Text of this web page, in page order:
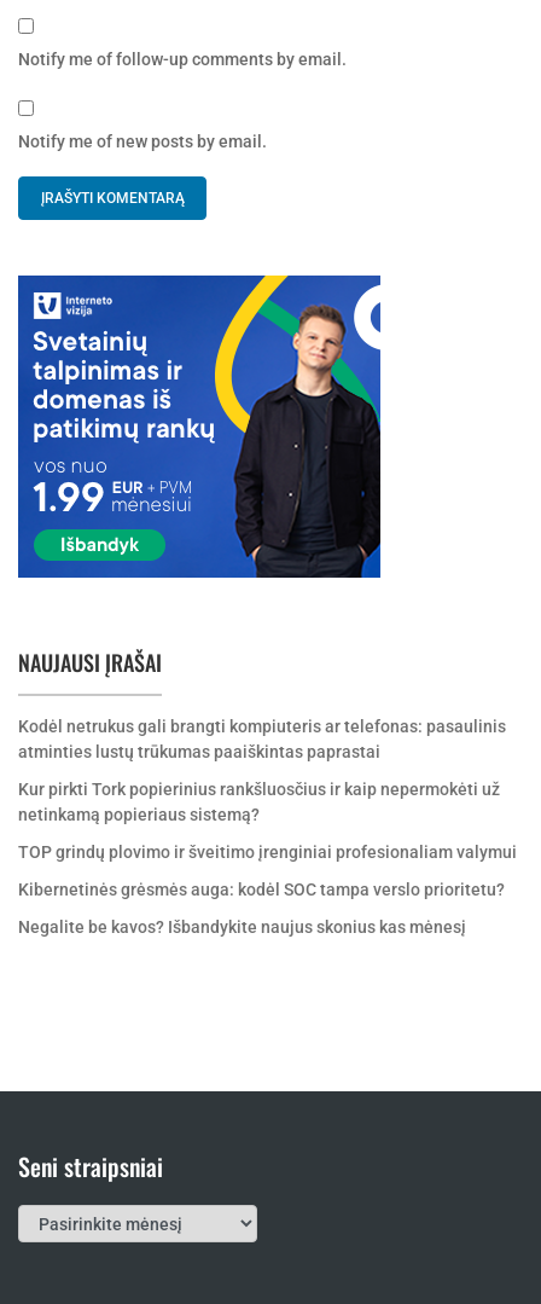
Notify me of follow-up comments by email.
Notify me of new posts by email.
NAUJAUSI ĮRAŠAI
Kodėl netrukus gali brangti kompiuteris ar telefonas: pasaulinis
atminties lustų trūkumas paaiškintas paprastai
Kur pirkti Tork popierinius rankšluosčius ir kaip nepermokėti už
netinkamą popieriaus sistemą?
TOP grindų plovimo ir šveitimo įrenginiai profesionaliam valymui
Kibernetinės grėsmės auga: kodėl SOC tampa verslo prioritetu?
Negalite be kavos? Išbandykite naujus skonius kas mėnesį
Seni straipsniai
Seni
straipsniai